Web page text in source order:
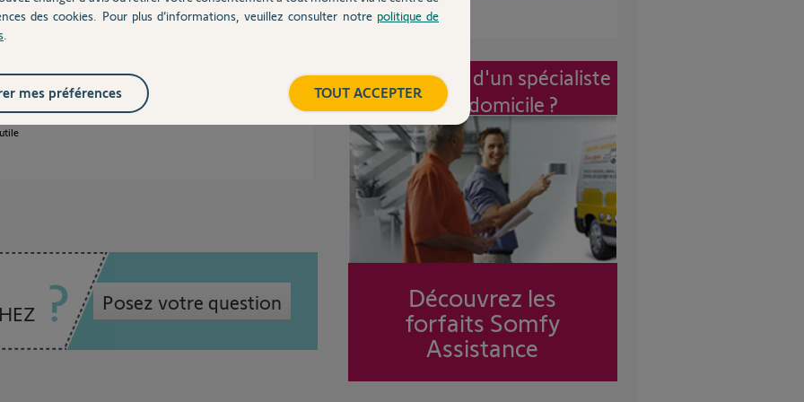
?
Posez votre question
Intervention d'un spécialiste
à mon domicile ?
Découvrez les
forfaits Somfy
Assistance
des cookies. Pour plus d’informations, veuillez consulter notre politique de
TOUT ACCEPTER
mes préférences